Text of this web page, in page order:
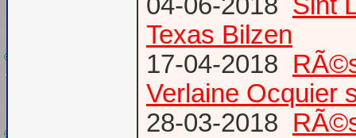
Texas Bilzen
17-04-2018
Verlaine Ocquier
28-03-2018